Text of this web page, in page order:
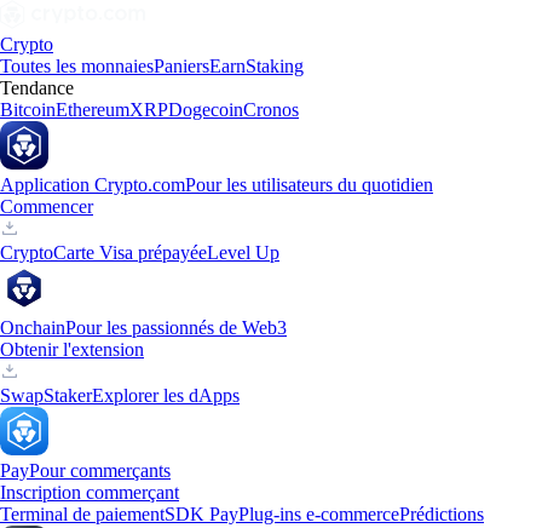
Crypto
Toutes les monnaiesPaniersEarnStaking
Tendance
BitcoinEthereumXRPDogecoinCronos
Application Crypto.comPour les utilisateurs du quotidien
Commencer
CryptoCarte Visa prépayéeLevel Up
OnchainPour les passionnés de Web3
Obtenir l'extension
SwapStakerExplorer les dApps
PayPour commerçants
Inscription commerçant
Terminal de paiementSDK PayPlug-ins e-commercePrédictions